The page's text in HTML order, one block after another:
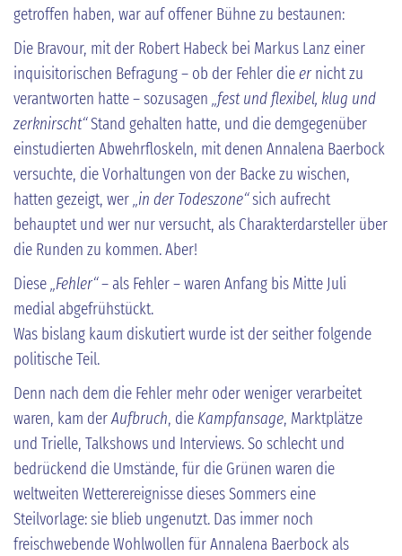
getroffen haben, war auf offener Bühne zu bestaunen:
Die Bravour, mit der Robert Habeck bei Markus Lanz einer
inquisitorischen Befragung – ob der Fehler dieernicht zu
verantworten hatte – sozusagen „fest und flexibel, klug und
zerknirscht“Stand gehalten hatte, und die demgegenüber
einstudierten Abwehrfloskeln, mit denen Annalena Baerbock
versuchte, die Vorhaltungen von der Backe zu wischen,
hatten gezeigt, wer„in der Todeszone“sich aufrecht
behauptet und wer nur versucht, als Charakterdarsteller über
die Runden zu kommen. Aber!
Diese„Fehler“– als Fehler – waren Anfang bis Mitte Juli
medial abgefrühstückt.
Was bislang kaum diskutiert wurde ist der seither folgende
politische Teil.
Denn nach dem die Fehler mehr oder weniger verarbeitet
waren, kam derAufbruch, die Kampfansage, Marktplätze
und Trielle, Talkshows und Interviews. So schlecht und
bedrückend die Umstände, für die Grünen waren die
weltweiten Wetterereignisse dieses Sommers eine
Steilvorlage: sie blieb ungenutzt. Das immer noch
freischwebende Wohlwollen für Annalena Baerbock als